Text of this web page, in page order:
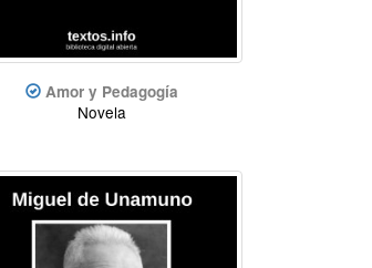
Amor y Pedagogía
Novela